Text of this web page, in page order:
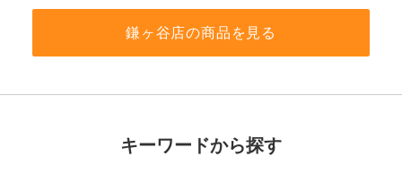
鎌ヶ谷店の商品を見る
キーワードから探す